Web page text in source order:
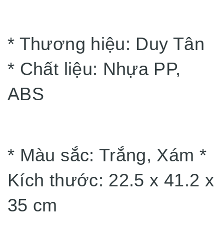
* Thương hiệu: Duy Tân
* Chất liệu: Nhựa PP,
ABS
* Màu sắc: Trắng, Xám *
Kích thước: 22.5 x 41.2 x
35 cm